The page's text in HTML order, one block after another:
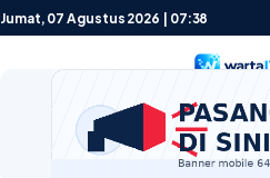
Lewati ke konten
Jumat, 07 Agustus 2026 | 07:38